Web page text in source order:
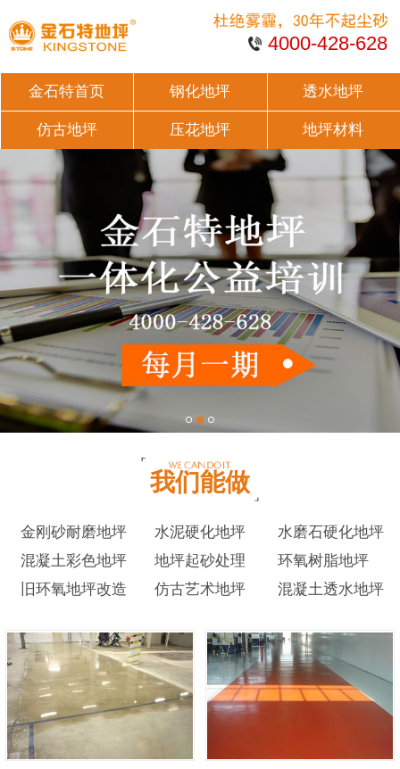
4000-428-628
金石特首页 钢化地坪 透水地坪
仿古地坪 压花地坪 地坪材料
我们能做
金刚砂耐磨地坪 水泥硬化地坪
水磨石硬化地坪
混凝土彩色地坪
地坪起砂处理
环氧树脂地坪
旧环氧地坪改造
仿古艺术地坪 混凝土透水地坪